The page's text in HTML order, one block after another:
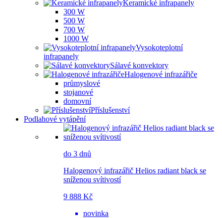
Keramické infrapanely
300 W
500 W
700 W
1000 W
Vysokoteplotní
infrapanely
Sálavé konvektory
Halogenové infrazářiče
průmyslové
stojanové
domovní
Příslušenství
Podlahové vytápění
do 3 dnů
Halogenový infrazářič Helios radiant black se
sníženou svítivostí
9 888 Kč
novinka